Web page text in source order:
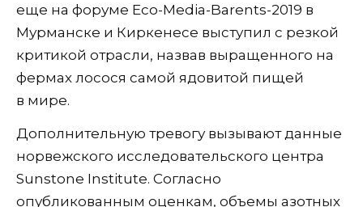
еще на форуме Eco-Media-Barents-2019 в
Мурманске и Киркенесе выступил с резкой
критикой отрасли, назвав выращенного на
фермах лосося самой ядовитой пищей
в мире.
Дополнительную тревогу вызывают данные
норвежского исследовательского центра
Sunstone Institute. Согласно
опубликованным оценкам, объемы азотных